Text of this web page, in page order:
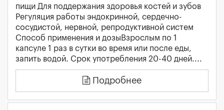
пищи Для поддержания здоровья костей и зубов
Регуляция работы эндокринной, сердечно-
сосудистой, нервной, репродуктивной систем
Способ применения и дозыВзрослым по 1
капсуле 1 раз в сутки во время или после еды,
запить водой. Срок употребления 20-40 дней....
Подробнее